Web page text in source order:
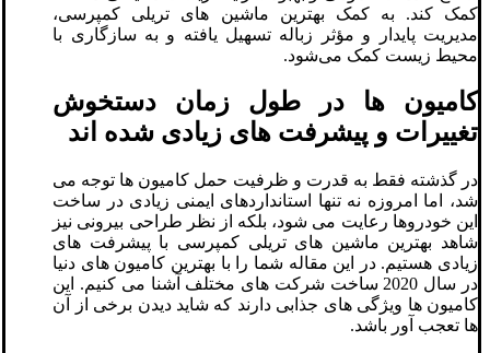
کمک کند. به کمک بهترین ماشین های تریلی کمپرسی،
مدیریت پایدار و مؤثر زباله تسهیل یافته و به سازگاری با
محیط زیست کمک می‌شود.
کامیون ها در طول زمان دستخوش
تغییرات و پیشرفت های زیادی شده اند
در گذشته فقط به قدرت و ظرفیت حمل کامیون ها توجه می
شد، اما امروزه نه تنها استانداردهای ایمنی زیادی در ساخت
این خودروها رعایت می شود، بلکه از نظر طراحی بیرونی نیز
شاهد بهترین ماشین های تریلی کمپرسی با پیشرفت های
زیادی هستیم. در این مقاله شما را با بهترین کامیون های دنیا
در سال 2020 ساخت شرکت های مختلف آشنا می کنیم. این
کامیون ها ویژگی های جذابی دارند که شاید دیدن برخی از آن
ها تعجب آور باشد.